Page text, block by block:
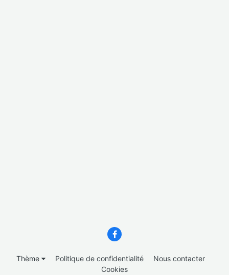
Thème Politique de confidentialité
Nous contacter
Cookies